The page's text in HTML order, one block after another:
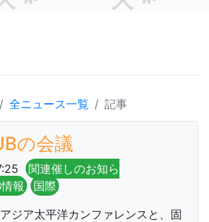
全ニュース一覧 記事
の会議
関連催しのお知ら
報
国際
ジア太平洋カンファレンスと、固